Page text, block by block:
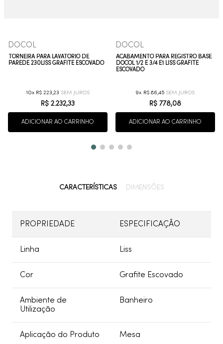
DOCOL
TORNEIRA PARA LAVATÓRIO DE
PAREDE 230LISS GRAFITE ESCOVADO
10 R$ 223,23
R$ 2.232,33
ADICIONAR AO CARRINHO
DOCOL
ACABAMENTO PARA REGISTRO BASE
DOCOL 1/2 E 3/4 E1 LISS GRAFITE
ESCOVADO
9 R$ 86,45
R$ 778,08
ADICIONAR AO CARRINHO
CARACTERÍSTICAS DIMENSÕES
PROPRIEDADE ESPECIFICAÇÃO
Linha Liss
Cor Grafite Escovado
Ambiente de
Utilização
Banheiro
Aplicação do Produto Mesa